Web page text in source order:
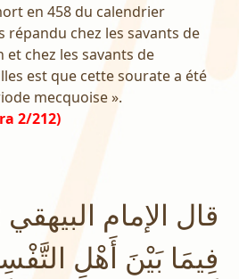
en 458 du calendrier
répandu chez les savants de
et chez les savants de
est que cette sourate a été
mecquoise ».
2/212)
قال الإمام
فِيمَا بَيْنَ أَهْلِ